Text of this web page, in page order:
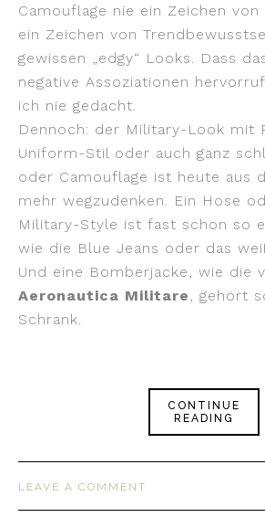
Camouflage nie ein Zeichen von
ein Zeichen von
gewissen „edgy“ Looks. Dass
negative Assoziationen
ich nie gedacht.
Dennoch: der Military-Look mit
Uniform-Stil oder auch ganz
oder Camouflage ist heute aus
mehr wegzudenken. Ein Hose
Military-Style ist fast schon so
wie die Blue Jeans oder das
Und eine Bomberjacke, wie die
Aeronautica Militare
, gehört
Schrank.
CONTINUE
READING
LEAVE A COMMENT